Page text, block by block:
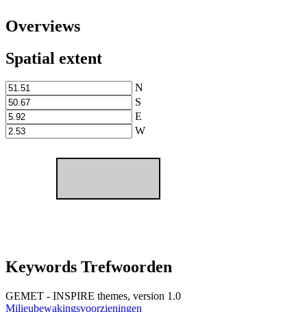
Overviews
Spatial extent
N
S
E
W
Keywords Trefwoorden
GEMET - INSPIRE themes, version 1.0
Milieubewakingsvoorzieningen